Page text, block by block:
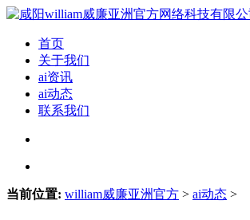
首页
关于我们
ai资讯
ai动态
联系我们
当前位置: william威廉亚洲官方 > ai动态 >